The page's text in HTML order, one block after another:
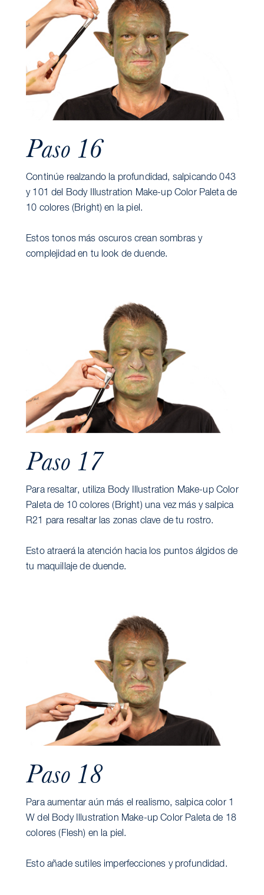
Paso 16
Continúe realzando la profundidad, salpicando 043
y 101 del Body Illustration Make-up Color Paleta de
10 colores (Bright) en la piel.
Estos tonos más oscuros crean sombras y
complejidad en tu look de duende.
Paso 17
Para resaltar, utiliza Body Illustration Make-up Color
Paleta de 10 colores (Bright) una vez más y salpica
R21 para resaltar las zonas clave de tu rostro.
Esto atraerá la atención hacia los puntos álgidos de
tu maquillaje de duende.
Paso 18
Para aumentar aún más el realismo, salpica color 1
W del Body Illustration Make-up Color Paleta de 18
colores (Flesh) en la piel.
Esto añade sutiles imperfecciones y profundidad.